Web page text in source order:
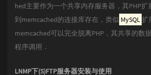
hed主要作为一个共享内存服务器，其PHP扩
到memcached的连接库存在，类似 MySQL扩
memcached可以完全脱离PHP，其共享的数
程序调用．
LNMP下(S)FTP服务器安装与使用